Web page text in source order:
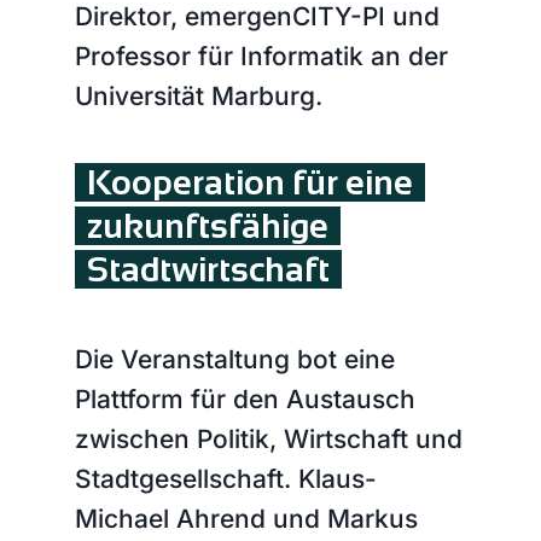
Direktor, emergenCITY-PI und
Professor für Informatik an der
Universität Marburg.
Kooperation für eine
zukunfts­fähige
Stadtwirtschaft
Die Veranstaltung bot eine
Plattform für den Austausch
zwischen Politik, Wirtschaft und
Stadtgesellschaft. Klaus-
Michael Ahrend und Markus